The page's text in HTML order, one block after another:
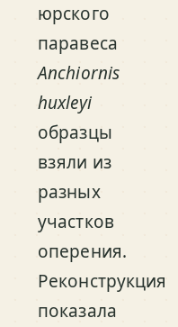
юрского
паравеса
Anchiornis
huxleyi
образцы
взяли из
разных
участков
оперения.
Реконструкция
показала